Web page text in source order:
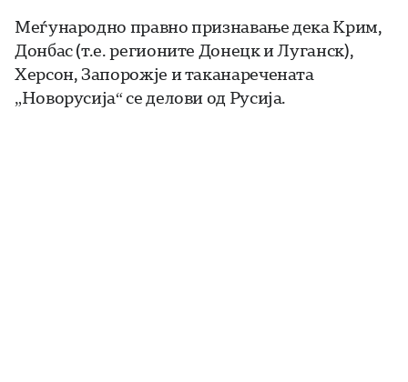
Меѓународно правно признавање дека Крим,
Донбас (т.е. регионите Донецк и Луганск),
Херсон, Запорожје и таканаречената
„Новорусија“ се делови од Русија.